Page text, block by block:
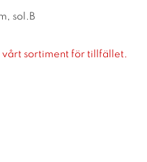
sol.B
vårt sortiment för tillfället.